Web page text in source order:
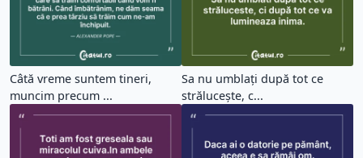
Câtă vreme suntem tineri,
muncim precum ...
Sa nu umblați după tot ce
strălucește, c...